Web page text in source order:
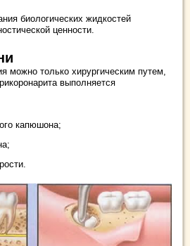
биологических жидкостей
ценности.
можно только хирургическим путем,
выполняется
капюшона;